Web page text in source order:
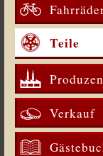
Teile
Verkauf